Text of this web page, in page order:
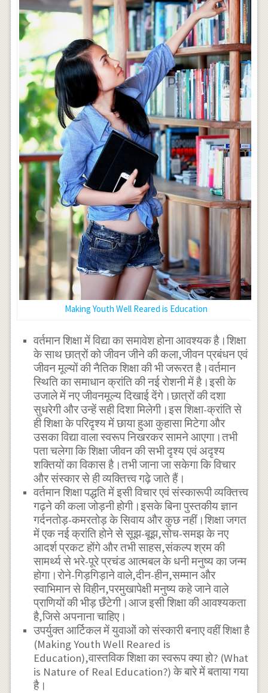
Making Youth Well Reared is Education
वर्तमान शिक्षा में विद्या का समावेश होना आवश्यक है।शिक्षा
के साथ छात्रों को जीवन जीने की कला,जीवन प्रबंधन एवं
जीवन मूल्यों की नैतिक शिक्षा की भी जरूरत है।वर्तमान
स्थिति का समाधान क्रांति की नई रोशनी में है।इसी के
उजाले में नए जीवनमूल्य दिखाई देंगे।छात्रों की दशा
सुधरेगी और उन्हें सही दिशा मिलेगी।इस शिक्षा-क्रांति से
ही शिक्षा के परिदृश्य में छाया हुआ कुहासा मिटेगा और
उसका विद्या वाला स्वरूप निखरकर सामने आएगा।तभी
पता चलेगा कि शिक्षा जीवन की सभी दृश्य एवं अदृश्य
शक्तियों का विकास है।तभी जाना जा सकेगा कि विचार
और संस्कार से ही व्यक्तित्त्व गढ़े जाते हैं।
वर्तमान शिक्षा पद्धति में इसी विचार एवं संस्कारूपी व्यक्तित्त्व
गढ़ने की कला जोड़नी होगी।इसके बिना पुस्तकीय ज्ञान
गर्दनतोड़-कमरतोड़ के सिवाय और कुछ नहीं।शिक्षा जगत
में एक नई क्रांति होने से सूझ-बूझ,सोच-समझ के नए
आदर्श प्रकट होंगे और तभी साहस,संकल्प श्रम की
सामर्थ्य से भरे-पूरे प्रचंड आत्मबल के धनी मनुष्य का जन्म
होगा।रोने-गिड़गिड़ाने वाले,दीन-हीन,सम्मान और
स्वाभिमान से विहीन,परमुखापेक्षी मनुष्य कहे जाने वाले
प्राणियों की भीड़ छँटेगी।आज इसी शिक्षा की आवश्यकता
है,जिसे अपनाना चाहिए।
उपर्युक्त आर्टिकल में युवाओं को संस्कारी बनाए वहीं शिक्षा है
(Making Youth Well Reared is
Education),वास्तविक शिक्षा का स्वरूप क्या हो? (What
is Nature of Real Education?) के बारे में बताया गया
है।